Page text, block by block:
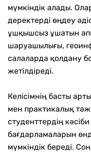
мүмкіндік алады.
деректерді өңдеу
ұшқышсыз ұшатын
шаруашылығы,
салаларда қолдану
жетілдіреді.
Келісімнің басты
мен практикалық
студенттердің
бағдарламаларын
мүмкіндік береді.